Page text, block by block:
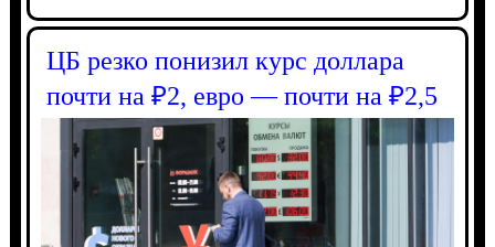
ЦБ резко понизил курс доллара
почти на ₽2, евро — почти на ₽2,5